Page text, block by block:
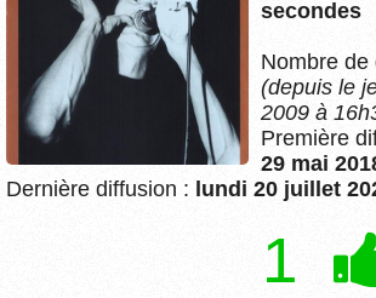
secondes
Nombre de
(depuis le
2009 à
Première
29 mai
Dernière diffusion : lundi 20 juillet
1